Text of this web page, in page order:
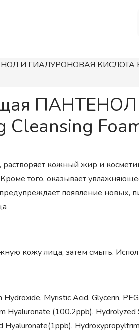
И ГИАЛУРОНОВАЯ КИСЛОТА B5
кожный жир и
того, оказывает
появление новых,
кожу лица, затем смыть.
Myristic Acid, Glycerin,
Hyaluronate (100.2ppb), Hydrolyzed